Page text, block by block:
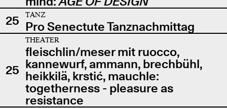
25
TANZ
Pro Senectute Tanznachmittag
25
THEATER
fleischlin/meser mit ruocco,
kannewurf, ammann, brechbühl,
heikkilä, krstić, mauchle:
togetherness - pleasure as
resistance